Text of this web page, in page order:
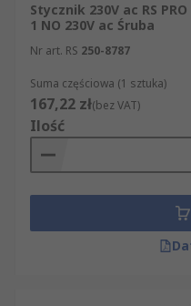
Stycznik 230V ac RS
1 NO 230V ac Śruba
Nr art. RS 250-8787
Suma częściowa (1 sztuka)
167,22 zł(bez VAT)
Ilość